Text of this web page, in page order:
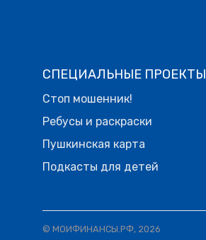
СПЕЦИАЛЬНЫЕ ПРОЕКТЫ
Стоп мошенник!
Ребусы и раскраски
Пушкинская карта
Подкасты для детей
© МОИФИНАНСЫ.РФ, 2026